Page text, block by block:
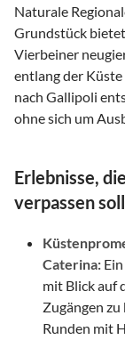
Naturale
Grundstück
Vierbeiner
entlang der
nach Gallipoli
ohne sich um
Erlebnisse,
verpassen
Caterina:
mit Blick auf
Zugängen
Runden mit